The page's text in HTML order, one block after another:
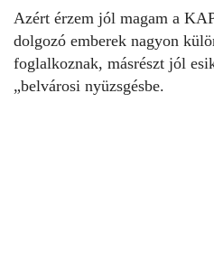
Azért érzem jól magam a
dolgozó emberek nagyon
foglalkoznak, másrészt jól
„belvárosi nyüzsgésbe.